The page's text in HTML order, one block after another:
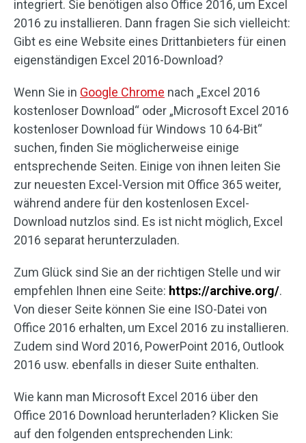
integriert. Sie benötigen also Office 2016, um Excel
2016 zu installieren. Dann fragen Sie sich vielleicht:
Gibt es eine Website eines Drittanbieters für einen
eigenständigen Excel 2016-Download?
Wenn Sie in Google Chrome nach „Excel 2016
kostenloser Download“ oder „Microsoft Excel 2016
kostenloser Download für Windows 10 64-Bit“
suchen, finden Sie möglicherweise einige
entsprechende Seiten. Einige von ihnen leiten Sie
zur neuesten Excel-Version mit Office 365 weiter,
während andere für den kostenlosen Excel-
Download nutzlos sind. Es ist nicht möglich, Excel
2016 separat herunterzuladen.
Zum Glück sind Sie an der richtigen Stelle und wir
empfehlen Ihnen eine Seite: https://archive.org/.
Von dieser Seite können Sie eine ISO-Datei von
Office 2016 erhalten, um Excel 2016 zu installieren.
Zudem sind Word 2016, PowerPoint 2016, Outlook
2016 usw. ebenfalls in dieser Suite enthalten.
Wie kann man Microsoft Excel 2016 über den
Office 2016 Download herunterladen? Klicken Sie
auf den folgenden entsprechenden Link: